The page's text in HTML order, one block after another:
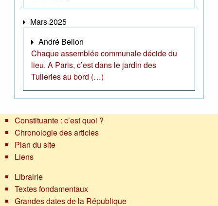
Mars 2025
André Bellon
Chaque assemblée communale décide du
lieu. A Paris, c’est dans le jardin des
Tuileries au bord (…)
Constituante : c’est quoi ?
Chronologie des articles
Plan du site
Liens
Librairie
Textes fondamentaux
Grandes dates de la République